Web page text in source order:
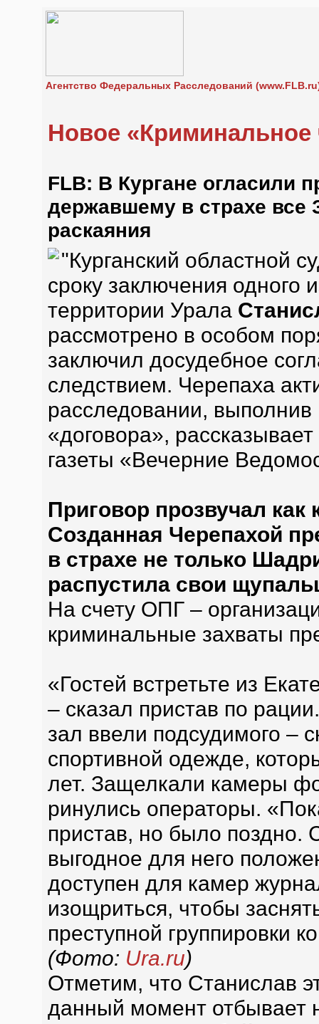
Агентство Федеральных Расследований
Новое «Криминальное
FLB: В Кургане огласили
державшему в страхе все
раскаяния
"Курганский областной
сроку заключения одного
территории Урала
рассмотрено в особом
заключил досудебное
следствием. Черепаха
расследовании, выполнив
«договора»,
газеты «Вечерние
Приговор прозвучал как
Созданная Черепахой
в страхе не только
распустила свои
На счету ОПГ –
криминальные захваты
«Гостей встретьте из
– сказал пристав по
зал ввели подсудимого –
спортивной одежде,
лет. Защелкали камеры
ринулись операторы.
пристав, но было поздно.
выгодное для него
доступен для камер
изощриться, чтобы
преступной группировки
(Фото: Ura.ru)
Отметим, что Станислав
данный момент отбывает